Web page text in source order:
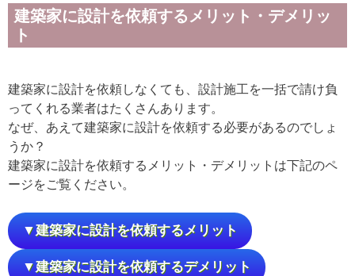
建築家に設計を依頼するメリット・デメリッ
ト
建築家に設計を依頼しなくても、設計施工を一括で請け負
ってくれる業者はたくさんあります。
なぜ、あえて建築家に設計を依頼する必要があるのでしょ
うか？
建築家に設計を依頼するメリット・デメリットは下記のペ
ージをご覧ください。
▼建築家に設計を依頼するメリット
▼建築家に設計を依頼するデメリット